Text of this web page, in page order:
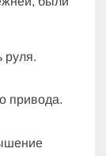
руля.
привода.